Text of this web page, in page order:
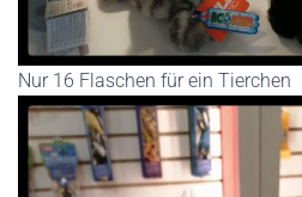
Nur 16 Flaschen für ein Tierchen